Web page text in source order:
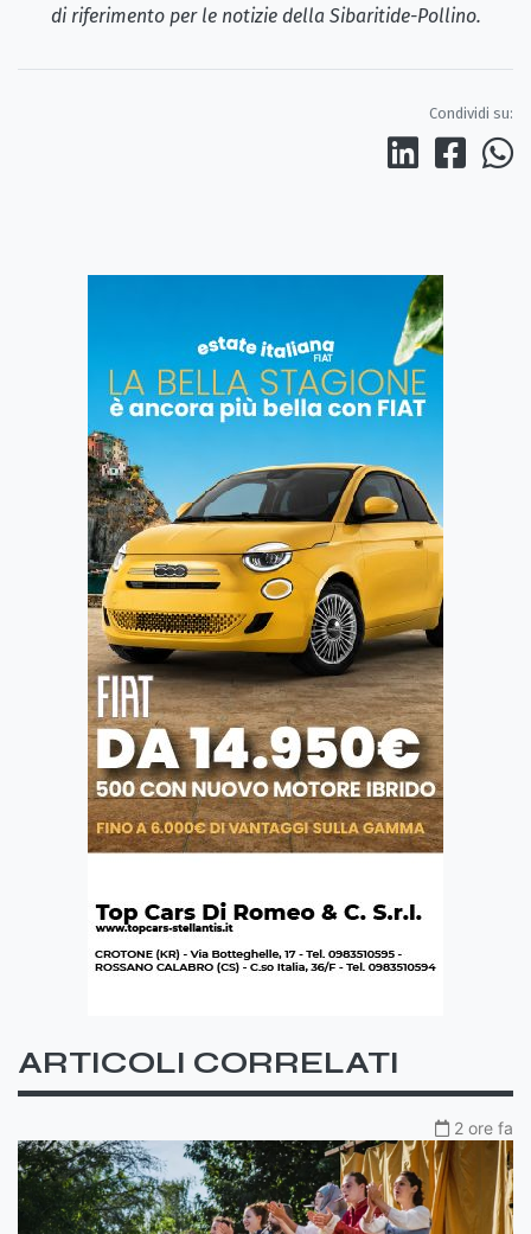
di riferimento per le notizie della Sibaritide-Pollino.
Condividi su:
ARTICOLI CORRELATI
2 ore fa